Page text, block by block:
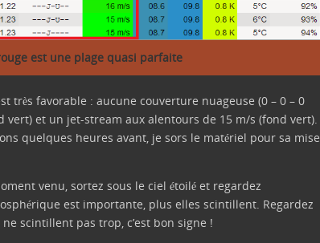
est une plage quasi parfaite
très favorable : aucune couverture nuageuse (0 – 0 – 0
et un jet-stream aux alentours de 15 m/s (fond vert).
quelques heures avant, je sors le matériel pour sa mise
venu, sortez sous le ciel étoilé et regardez
est importante, plus elles scintillent. Regardez
scintillent pas trop, c’est bon signe !